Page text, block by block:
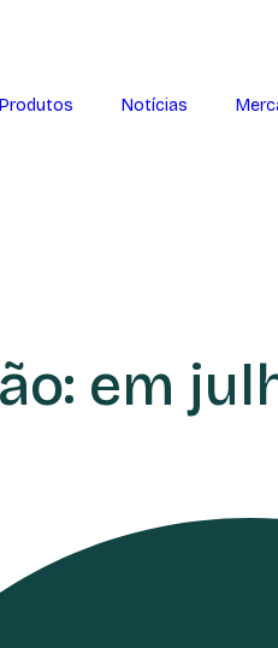
Produtos Notícias
em